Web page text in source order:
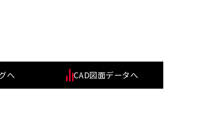
へ CAD図面データへ